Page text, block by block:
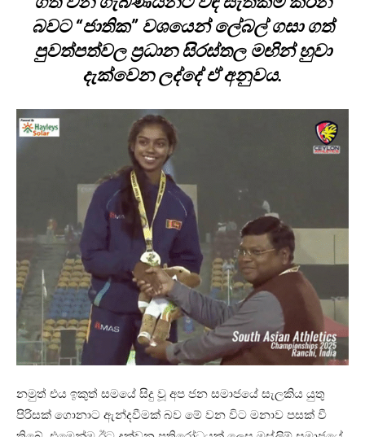
බවට “ජාතික” වශයෙන් ලේබල් ගසා ගත්
පුවත්පත්වල ප්‍රධාන සිරස්තල මඟින් හුවා
දැක්වෙන ලද්දේ ඒ අනුවය.
නමුත් එය ඉකුත් සමයේ සිදු වූ අප ජන සමාජයේ සැලකිය යුතු
පිරිසක් ගොනාට ඇන්දවීමක් බව මේ වන විට මනාව පසක් වී